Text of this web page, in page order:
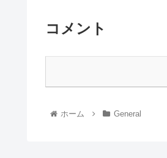
コメント
ホーム General